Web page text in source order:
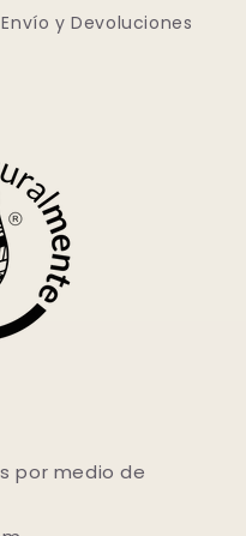
y Devoluciones
por medio de